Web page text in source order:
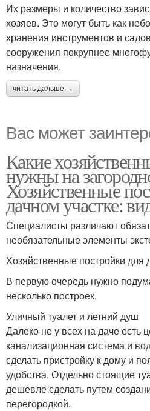
Их размеры и количество
хозяев. Это могут быть как
хранения инструментов и
сооружения покрупнее
назначения.
читать дальше →
Вас может
Какие
нужны на
Хозяйственные
дачном участке:
Специалисты различают
необязательные элементы
Хозяйственные постройки для
В первую очередь нужно
несколько построек.
Уличный туалет и летний душ
Далеко не у всех на даче есть
канализационная система и
сделать пристройку к дому и
удобства. Отдельно стоящие
дешевле сделать путем
перегородкой.